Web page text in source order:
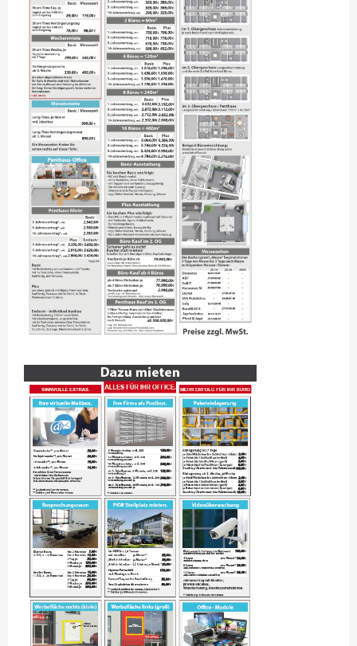
DAZU MIETEN
OBJEKTE
GARBSEN B6-OFFICE HAUPTGEBÄUDE
GARBSEN B6-FRONT-OFFICE, 240QM GEBÄUDE (+DG 80QM)
GARBSEN HEINKELSTR.1, 260QM BÜRO + 100QM HALLE A
GARBSEN HEINKELSTR.1A, 800QM VERKAUFSHALLE B
GARBSEN HEINKELSTR.1B, 169QM HALLE C + 53QM BÜRO
GARBSEN HEINKELSTR.3, EG, 260QM WOHNHAUS
GARBSEN HEINKELSTR.3, 1.OG, 95QM BÜRO, 1 ZI. BÜRO A
GARBSEN HEINKELSTR.3, 1.OG, 110QM BÜRO, 3 ZI. BÜRO B
GARBSEN HEINKELSTR.3A, EG, 46QM BÜRO C, TEEKÜ. FCS
GARBSEN HEINKELSTR.3A, 152QM HALLE D, OPT. BÜRO C
GARBSEN HEINKELSTR.3B, 48QM BÜRO, 2 ZI. BÜRO D
GARBSEN HEINKELSTR.3C, EG 74QM, HALLE E, 103QM BÜRO
GARBSEN BLUMENSTR.15 54QM 2 ZI. WOHNUNG MIT BALKON &
TERRASSE
HANNOVER, HAMBURGER-ALLEE 6, 42QM 1-ZI. WOHNUNG
WEITERE OBJEKTE UNTER TEL. 0511/92 00 000
FLEX-BÜROS
FLEX-HOME
FRONT-OFFICE 29/5